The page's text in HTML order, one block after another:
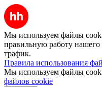
Мы используем файлы
правильную работу нашего
трафик.
Правила использования
Мы используем файлы
файлов cookie